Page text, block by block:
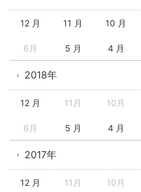
12 月 11 月 10 月
6月 5 月 4 月
2018年
12 月 11月 10月
6月 5 月 4 月
2017年
12 月 11月 10月